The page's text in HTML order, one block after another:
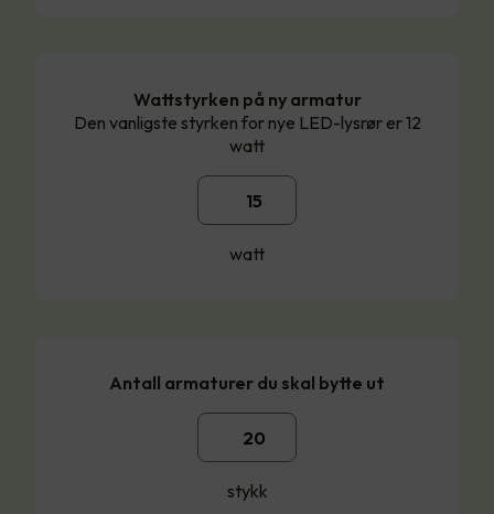
Wattstyrken på ny armatur
Den vanligste styrken for nye LED-lysrør er 12
watt
watt
Antall armaturer du skal bytte ut
stykk